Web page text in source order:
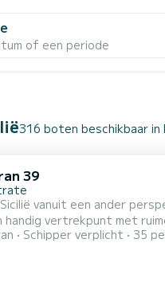
of een periode
316 boten beschikbaar
39
vanuit een ander perspectief: een
handig vertrekpunt met
van de Siciliaanse kust,
Schipper verplicht 35